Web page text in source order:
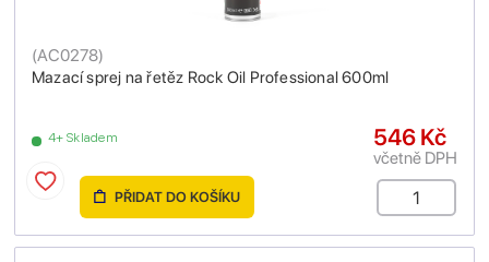
Mazací sprej na řetěz Rock Oil Professional 600ml
(AC0278)
4+ Skladem 546 Kč
včetně DPH
PŘIDAT DO KOŠÍKU